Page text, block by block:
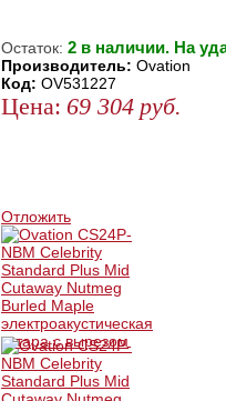
Остаток: 2 в наличии. На
Производитель: Ovation
Код: OV531227
Цена: 69 304 руб.
Отложить